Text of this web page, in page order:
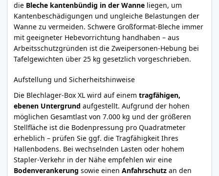
die Bleche kantenbündig in der Wanne liegen, um
Kantenbeschädigungen und ungleiche Belastungen der
Wanne zu vermeiden. Schwere Großformat-Bleche immer
mit geeigneter Hebevorrichtung handhaben – aus
Arbeitsschutzgründen ist die Zweipersonen-Hebung bei
Tafelgewichten über 25 kg gesetzlich vorgeschrieben.
Aufstellung und Sicherheitshinweise
Die Blechlager-Box XL wird auf einem tragfähigen,
ebenen Untergrund aufgestellt. Aufgrund der hohen
möglichen Gesamtlast von 7.000 kg und der größeren
Stellfläche ist die Bodenpressung pro Quadratmeter
erheblich – prüfen Sie ggf. die Tragfähigkeit Ihres
Hallenbodens. Bei wechselnden Lasten oder hohem
Stapler-Verkehr in der Nähe empfehlen wir eine
Bodenverankerung sowie einen Anfahrschutz an den